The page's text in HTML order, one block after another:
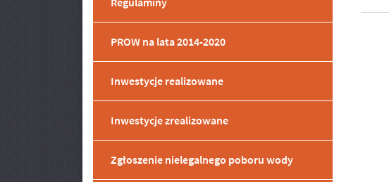
PROW na lata 2014-2020
Inwestycje realizowane
Inwestycje zrealizowane
Zgłoszenie nielegalnego poboru wody